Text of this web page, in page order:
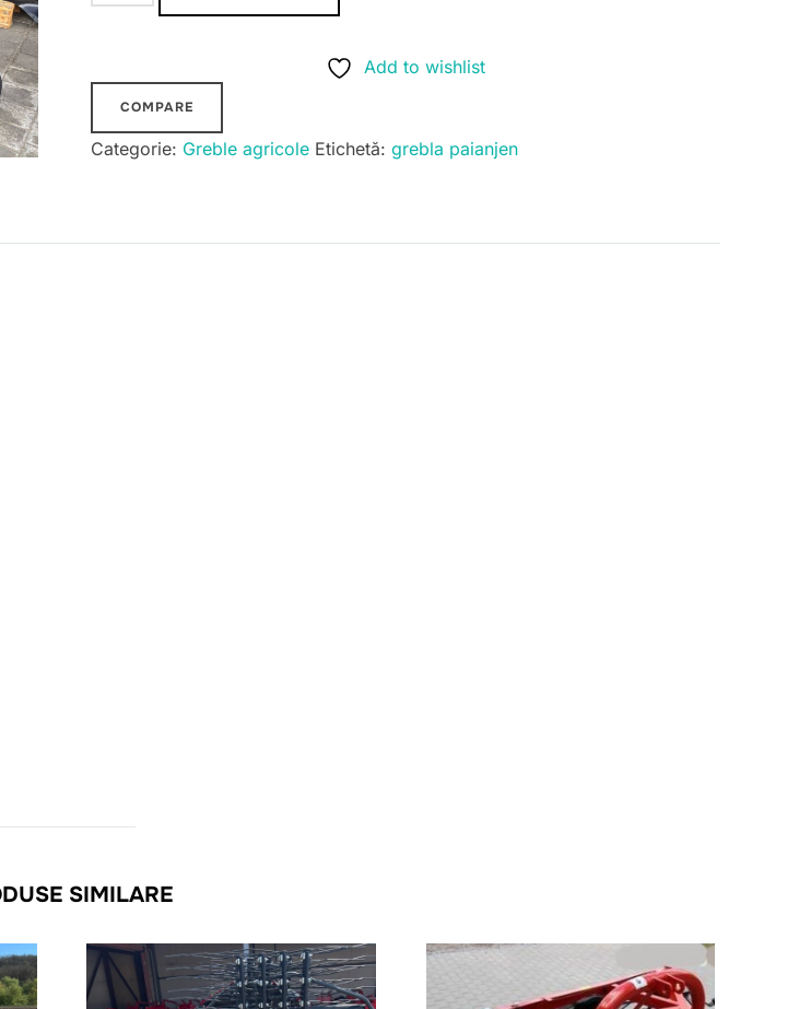
Grebla
tandem
FPM
Add to wishlist
COMPARE
Categorie: Greble agricole Etichetă: grebla paianjen
SIMILARE